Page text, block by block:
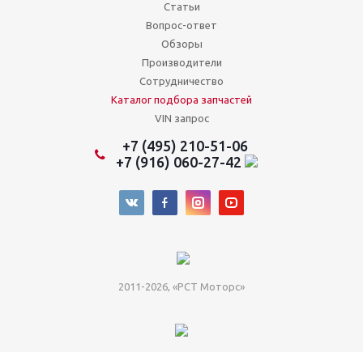
Статьи
Вопрос-ответ
Обзоры
Производители
Сотрудничество
Каталог подбора запчастей
VIN запрос
+7 (495) 210-51-06
+7 (916) 060-27-42
2011-2026, «РСТ Моторс»